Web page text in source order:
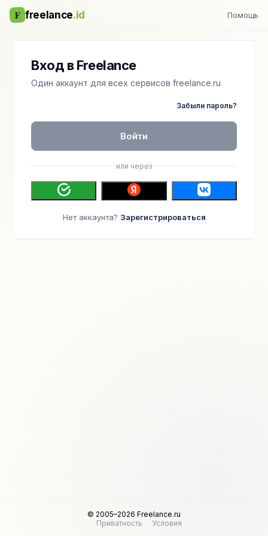
F freelance.id Помощь
Вход в Freelance
Один аккаунт для всех сервисов freelance.ru
Забыли пароль?
Войти
или через
Нет аккаунта? Зарегистрироваться
© 2005–2026 Freelance.ru
Приватность
Условия